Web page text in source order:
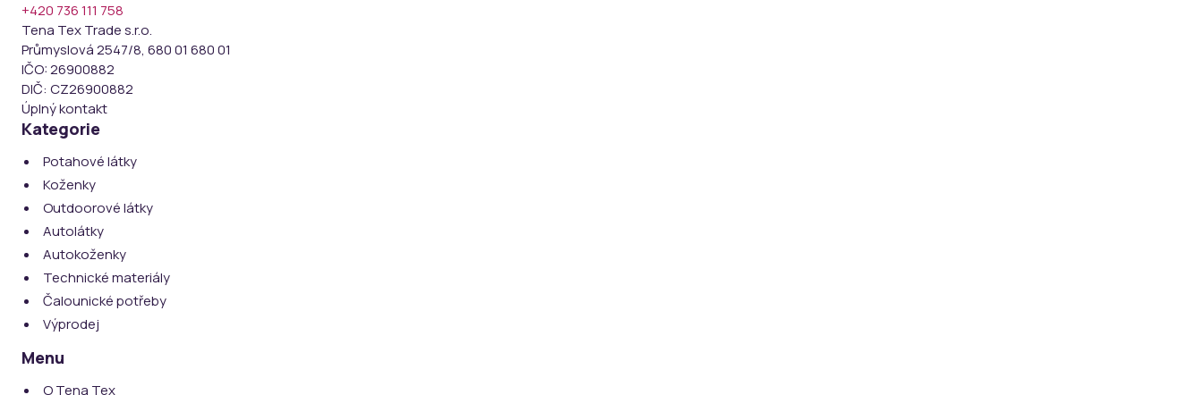
+420 736 111 758
Tena Tex Trade s.r.o.
Průmyslová 2547/8, 680 01 680 01
IČO:26900882
DIČ: CZ26900882
Úplný kontakt
Kategorie
Potahové látky
Koženky
Outdoorové látky
Autolátky
Autokoženky
Technické materiály
Čalounické potřeby
Výprodej
Menu
O Tena Tex